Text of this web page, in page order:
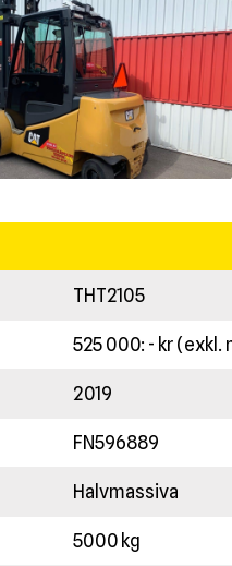
THT2105
525 000: - kr (exkl.
2019
FN596889
Halvmassiva
5000 kg